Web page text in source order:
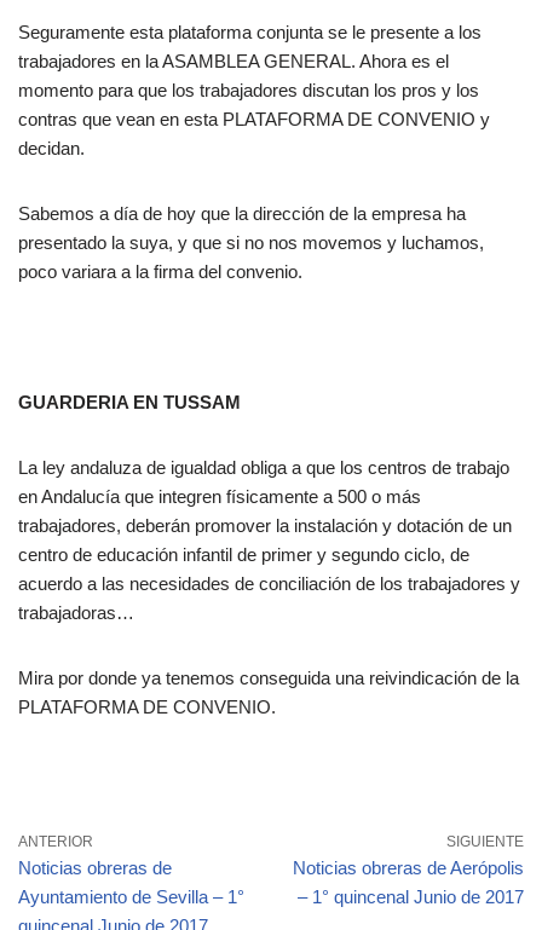
Seguramente esta plataforma conjunta se le presente a los
trabajadores en la ASAMBLEA GENERAL. Ahora es el
momento para que los trabajadores discutan los pros y los
contras que vean en esta PLATAFORMA DE CONVENIO y
decidan.
Sabemos a día de hoy que la dirección de la empresa ha
presentado la suya, y que si no nos movemos y luchamos,
poco variara a la firma del convenio.
GUARDERIA EN TUSSAM
La ley andaluza de igualdad obliga a que los centros de trabajo
en Andalucía que integren físicamente a 500 o más
trabajadores, deberán promover la instalación y dotación de un
centro de educación infantil de primer y segundo ciclo, de
acuerdo a las necesidades de conciliación de los trabajadores y
trabajadoras…
Mira por donde ya tenemos conseguida una reivindicación de la
PLATAFORMA DE CONVENIO.
ANTERIOR
Noticias obreras de
Ayuntamiento de Sevilla – 1°
quincenal Junio de 2017
SIGUIENTE
Noticias obreras de Aerópolis
– 1° quincenal Junio de 2017